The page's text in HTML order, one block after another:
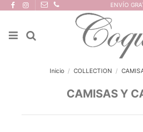
ENVÍO
Inicio COLLECTION
CAMISAS Y